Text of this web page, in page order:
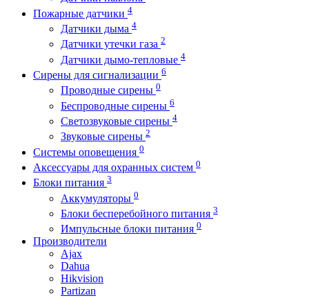
Пожарные датчики 4
Датчики дыма 4
Датчики утечки газа 2
Датчики дымо-тепловые 4
Сирены для сигнализации 6
Проводные сирены 0
Беспроводные сирены 6
Светозвуковые сирены 4
Звуковые сирены 2
Системы оповещения 0
Аксессуары для охранных систем 0
Блоки питания 3
Аккумуляторы 0
Блоки бесперебойного питания 3
Импульсные блоки питания 0
Производители
Ajax
Dahua
Hikvision
Partizan